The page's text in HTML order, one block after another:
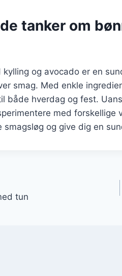
tanker om
kylling og avocado er en
smag. Med enkle
både hverdag og fest.
med forskellige
smagsløg og give dig en
tun